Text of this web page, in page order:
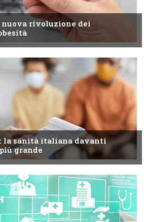
nuova rivoluzione dei
la sanità italiana davanti
grande